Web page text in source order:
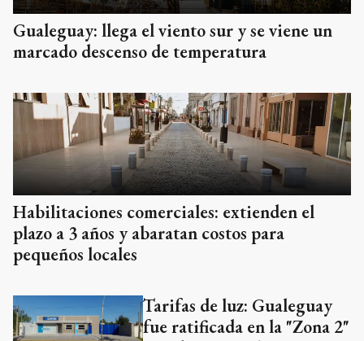
Gualeguay: llega el viento sur y se viene un
marcado descenso de temperatura
Habilitaciones comerciales: extienden el
plazo a 3 años y abaratan costos para
pequeños locales
Tarifas de luz: Gualeguay
fue ratificada en la "Zona 2"